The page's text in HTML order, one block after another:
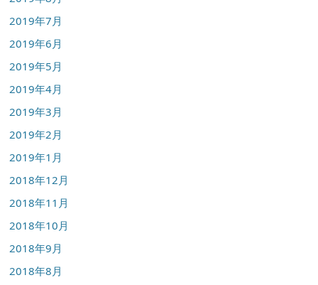
2019年7月
2019年6月
2019年5月
2019年4月
2019年3月
2019年2月
2019年1月
2018年12月
2018年11月
2018年10月
2018年9月
2018年8月